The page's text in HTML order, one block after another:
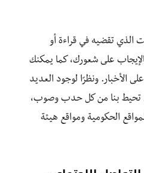
الذي تقضيه في قراءة أو
على شعورك، كما يمكنك
الأخبار. ونظرًا لوجود العديد
تحيط بنا من كل حدب وصوب،
الحكومية ومواقع هيئة